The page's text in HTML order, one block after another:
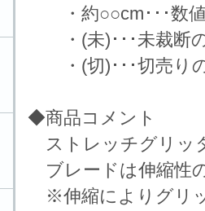
・約○○cm･･･数値
・(未)･･･未裁断
・(切)･･･切売り
◆商品コメント
ストレッチグリッ
ブレードは伸縮性
※伸縮によりグリ